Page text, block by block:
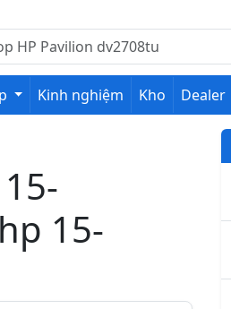
Kinh nghiệm Kho Dealer
15-